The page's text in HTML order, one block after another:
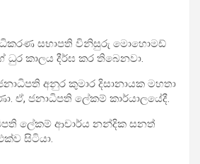
සභාපති විනිසුරු මොහොමඩ්
ධුර කාලය දීර්ඝ කර තිබෙනවා.
අනුර කුමාර දිසානායක මහතා
ඒ, ජනාධිපති ලේකම් කාර්යාලයේදී.
ලේකම් ආචාර්ය නන්දික සනත්
සිටියා.